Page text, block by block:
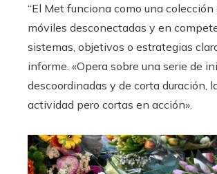
“El Met funciona como una colección
móviles desconectadas y en
sistemas, objetivos o estrategias
informe. «Opera sobre una serie de
descoordinadas y de corta duración,
actividad pero cortas en acción».